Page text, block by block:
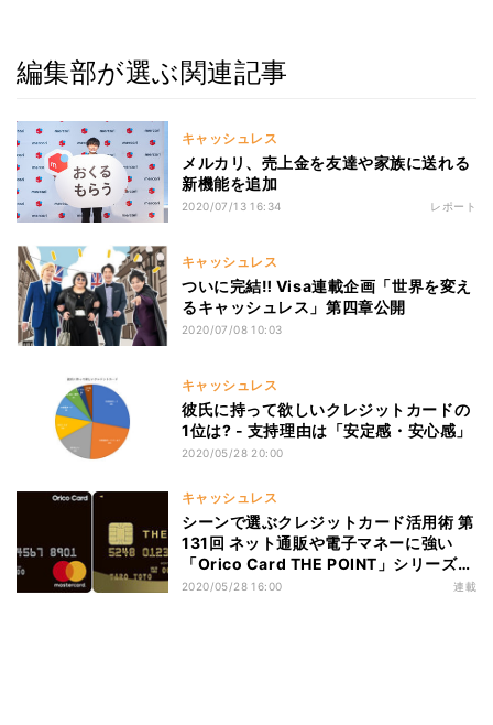
編集部が選ぶ関連記事
キャッシュレス
メルカリ、売上金を友達や家族に送れる
新機能を追加
2020/07/13 16:34 レポート
キャッシュレス
ついに完結‼ Visa連載企画「世界を変え
るキャッシュレス」第四章公開
2020/07/08 10:03
キャッシュレス
彼氏に持って欲しいクレジットカードの
1位は? - 支持理由は「安定感・安心感」
2020/05/28 20:00
キャッシュレス
シーンで選ぶクレジットカード活用術 第
131回 ネット通販や電子マネーに強い
「Orico Card THE POINT」シリーズを
解説
2020/05/28 16:00 連載